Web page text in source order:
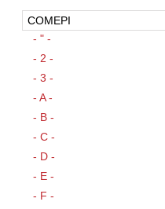
- " -
- 2 -
- 3 -
- A -
- B -
- C -
- D -
- E -
- F -